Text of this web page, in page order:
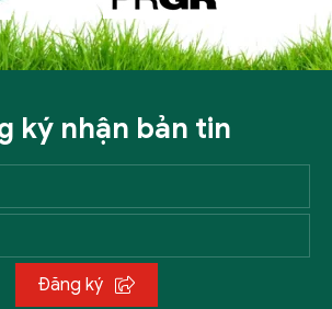
ký nhận bản tin
Đăng ký